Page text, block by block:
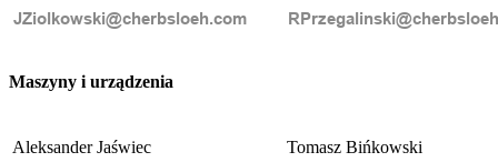
Maszyny i urządzenia
Aleksander Jaświec
Tomasz Bińkowski